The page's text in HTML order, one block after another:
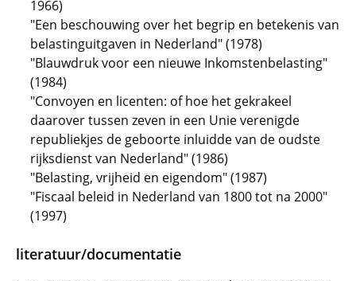
1966)
"Een beschouwing over het begrip en betekenis van
belastinguitgaven in Nederland" (1978)
"Blauwdruk voor een nieuwe Inkomstenbelasting"
(1984)
"Convoyen en licenten: of hoe het gekrakeel
daarover tussen zeven in een Unie verenigde
republiekjes de geboorte inluidde van de oudste
rijksdienst van Nederland" (1986)
"Belasting, vrijheid en eigendom" (1987)
"Fiscaal beleid in Nederland van 1800 tot na 2000"
(1997)
literatuur/documentatie